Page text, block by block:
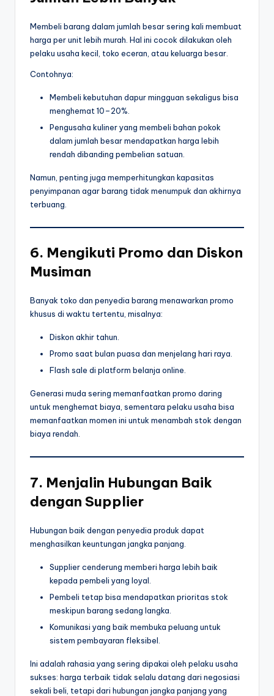
Membeli barang dalam jumlah besar sering kali membuat
harga per unit lebih murah. Hal ini cocok dilakukan oleh
pelaku usaha kecil, toko eceran, atau keluarga besar.
Contohnya:
Membeli kebutuhan dapur mingguan sekaligus bisa
menghemat 10–20%.
Pengusaha kuliner yang membeli bahan pokok
dalam jumlah besar mendapatkan harga lebih
rendah dibanding pembelian satuan.
Namun, penting juga memperhitungkan kapasitas
penyimpanan agar barang tidak menumpuk dan akhirnya
terbuang.
6. Mengikuti Promo dan Diskon
Musiman
Banyak toko dan penyedia barang menawarkan promo
khusus di waktu tertentu, misalnya:
Diskon akhir tahun.
Promo saat bulan puasa dan menjelang hari raya.
Flash sale di platform belanja online.
Generasi muda sering memanfaatkan promo daring
untuk menghemat biaya, sementara pelaku usaha bisa
memanfaatkan momen ini untuk menambah stok dengan
biaya rendah.
7. Menjalin Hubungan Baik
dengan Supplier
Hubungan baik dengan penyedia produk dapat
menghasilkan keuntungan jangka panjang.
Supplier cenderung memberi harga lebih baik
kepada pembeli yang loyal.
Pembeli tetap bisa mendapatkan prioritas stok
meskipun barang sedang langka.
Komunikasi yang baik membuka peluang untuk
sistem pembayaran fleksibel.
Ini adalah rahasia yang sering dipakai oleh pelaku usaha
sukses: harga terbaik tidak selalu datang dari negosiasi
sekali beli, tetapi dari hubungan jangka panjang yang